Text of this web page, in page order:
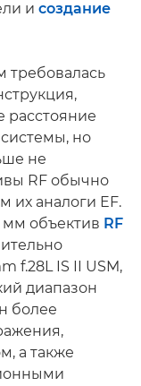
и создание
требовалась
расстояние
но
не
RF обычно
их аналоги EF.
объектив RF
f.28L IS II USM,
диапазон
более
а также